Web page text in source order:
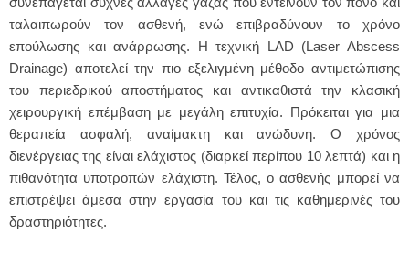
ταλαιπωρούν τον ασθενή, ενώ επιβραδύνουν το χρόνο
επούλωσης και ανάρρωσης. Η τεχνική LAD (Laser Abscess
Drainage) αποτελεί την πιο εξελιγμένη μέθοδο αντιμετώπισης
του περιεδρικού αποστήματος και αντικαθιστά την κλασική
χειρουργική επέμβαση με μεγάλη επιτυχία. Πρόκειται για μια
θεραπεία ασφαλή, αναίμακτη και ανώδυνη. Ο χρόνος
διενέργειας της είναι ελάχιστος (διαρκεί περίπου 10 λεπτά) και η
πιθανότητα υποτροπών ελάχιστη. Τέλος, ο ασθενής μπορεί να
επιστρέψει άμεσα στην εργασία του και τις καθημερινές του
δραστηριότητες.